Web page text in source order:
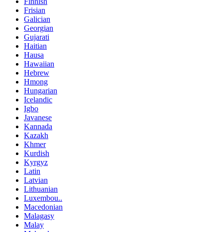
Frisian
Galician
Georgian
Gujarati
Haitian
Hausa
Hawaiian
Hebrew
Hmong
Hungarian
Icelandic
Igbo
Javanese
Kannada
Kazakh
Khmer
Kurdish
Kyrgyz
Latin
Latvian
Lithuanian
Luxembou..
Macedonian
Malagasy
Malay